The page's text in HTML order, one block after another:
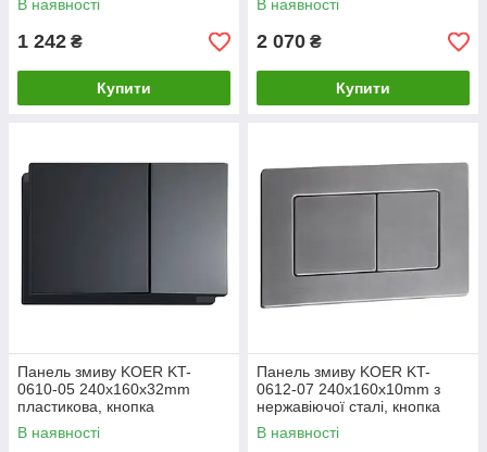
(KR6238)
В наявності
1 242 ₴
Купити
(KR6138)
В наявності
2 070 ₴
Купити
Панель змиву KOER KT-
0610-05 240x160x32mm
пластикова, кнопка
квадратна (колір чорний
матовий) (KR6136)
В наявності
Панель змиву KOER KT-
0612-07 240x160x10mm з
нержавіючої сталі, кнопка
квадратна (колір графіт)
(KR6122)
В наявності